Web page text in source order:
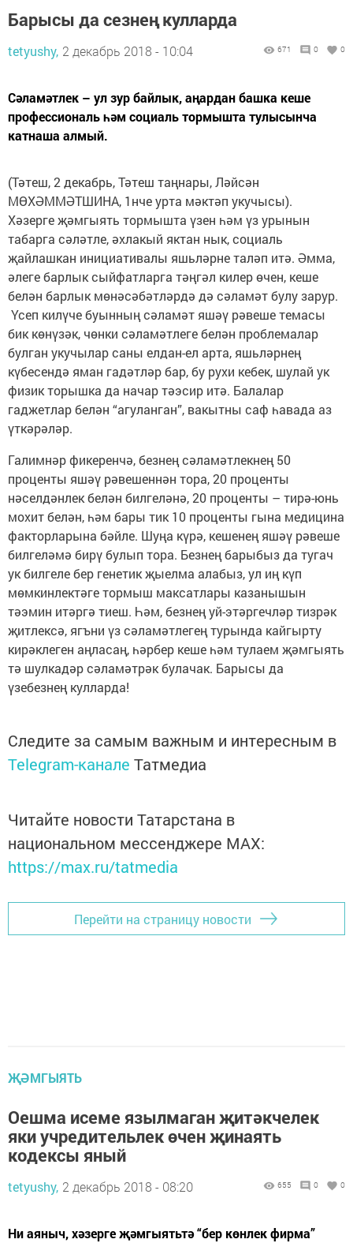
Барысы да сезнең кулларда
tetyushy, 2 декабрь 2018 - 10:04 671 0 0
Сәламәтлек – ул зур байлык, аңардан башка кеше
профессиональ һәм социаль тормышта тулысынча
катнаша алмый.
(Тәтеш, 2 декабрь, Тәтеш таңнары, Ләйсән
МӨХӘММӘТШИНА, 1нче урта мәктәп укучысы).
Хәзерге җәмгыять тормышта үзен һәм үз урынын
табарга сәләтле, әхлакый яктан нык, социаль
җайлашкан инициативалы яшьләрне таләп итә. Әмма,
әлеге барлык сыйфатларга тәңгәл килер өчен, кеше
белән барлык мөнәсәбәтләрдә дә сәламәт булу зарур.
Үсеп килүче буынның сәламәт яшәү рәвеше темасы
бик көнүзәк, чөнки сәламәтлеге белән проблемалар
булган укучылар саны елдан-ел арта, яшьләрнең
күбесендә яман гадәтләр бар, бу рухи кебек, шулай ук
физик торышка да начар тәэсир итә. Балалар
гаджетлар белән “агуланган”, вакытны саф һавада аз
үткәрәләр.
Галимнәр фикеренчә, безнең сәламәтлекнең 50
проценты яшәү рәвешеннән тора, 20 проценты
нәселдәнлек белән билгеләнә, 20 проценты – тирә-юнь
мохит белән, һәм бары тик 10 проценты гына медицина
факторларына бәйле. Шуңа күрә, кешенең яшәү рәвеше
билгеләмә бирү булып тора. Безнең барыбыз да тугач
ук билгеле бер генетик җыелма алабыз, ул иң күп
мөмкинлектәге тормыш максатлары казанышын
тәэмин итәргә тиеш. Һәм, безнең уй-этәргечләр тизрәк
җитлексә, ягъни үз сәламәтлегең турында кайгыр­ту
кирәклеген аңласаң, һәрбер кеше һәм тулаем җәмгыять
тә шулкадәр сәламәтрәк булачак. Барысы да
үзебезнең кулларда!
Следите за самым важным и интересным в
Telegram-канале Татмедиа
Читайте новости Татарстана в
национальном мессенджере MАХ:
https://max.ru/tatmedia
Перейти на страницу новости
ҖӘМГЫЯТЬ
Оешма исеме язылмаган җитәкчелек
яки учредительлек өчен җинаять
кодексы яный
tetyushy, 2 декабрь 2018 - 08:20 655 0 0
Ни аяныч, хәзерге җәмгыятьтә “бер көнлек фирма”